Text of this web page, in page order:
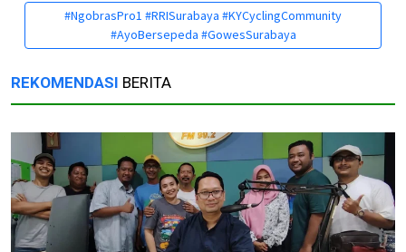
#NgobrasPro1 #RRISurabaya #KYCyclingCommunity
#AyoBersepeda #GowesSurabaya
REKOMENDASI BERITA